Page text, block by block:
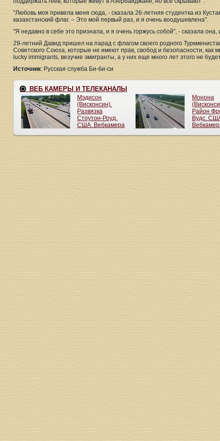
"Любовь моя привела меня сюда, - сказала 26-летняя студентка из
казахстанский флаг. – Это мой первый раз, и я очень воодушевлена".
"Я недавно в себе это признала, и я очень горжусь собой", - сказала
29-летний Давид пришел на парад с флагом своего родного
Советского Союза, которые не имеют прав, свобод и безопасности,
lucky immigrants, везучие эмигранты, а у них еще много лет этого не
Источник: Русская служба Би-би-си